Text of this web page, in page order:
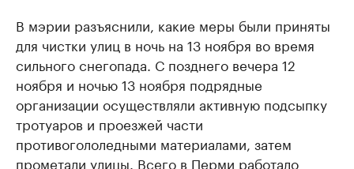
В мэрии разъяснили, какие меры были приняты
для чистки улиц в ночь на 13 ноября во время
сильного снегопада. С позднего вечера 12
ноября и ночью 13 ноября подрядные
организации осуществляли активную подсыпку
тротуаров и проезжей части
противогололедными материалами, затем
прометали улицы. Всего в Перми работало